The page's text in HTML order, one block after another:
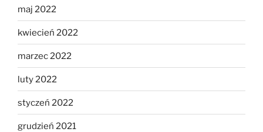
maj 2022
kwiecień 2022
marzec 2022
luty 2022
styczeń 2022
grudzień 2021